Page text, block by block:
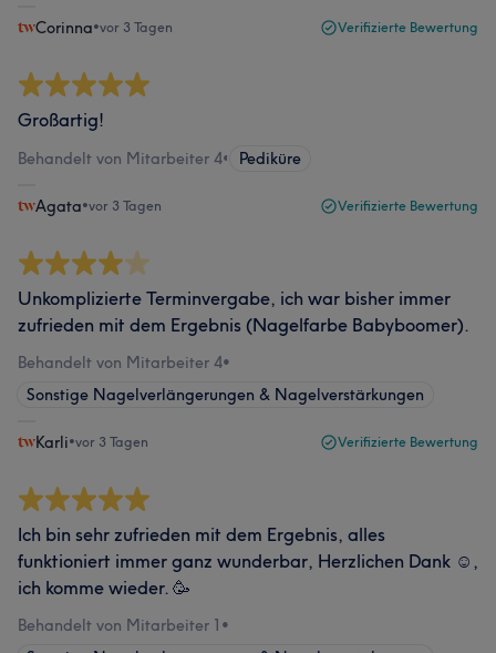
Corinna•vor 3 Tagen Verifizierte Bewertung
Großartig!
Behandelt von Mitarbeiter 4• Pediküre
Agata•vor 3 Tagen Verifizierte Bewertung
Unkomplizierte Terminvergabe, ich war bisher immer
zufrieden mit dem Ergebnis (Nagelfarbe Babyboomer).
Behandelt von Mitarbeiter 4•
Sonstige Nagelverlängerungen & Nagelverstärkungen
Karli•vor 3 Tagen Verifizierte Bewertung
Ich bin sehr zufrieden mit dem Ergebnis, alles
funktioniert immer ganz wunderbar, Herzlichen Dank ☺️,
ich komme wieder. 🥳
Behandelt von Mitarbeiter 1 •